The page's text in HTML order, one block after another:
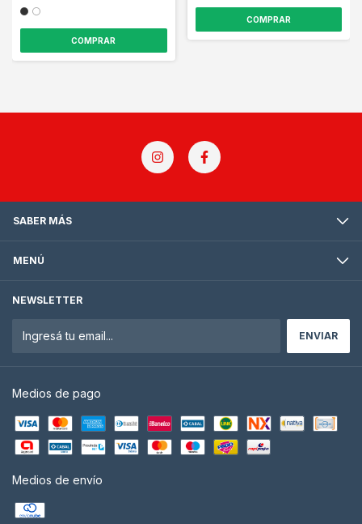
COMPRAR
COMPRAR
SABER MÁS
MENÚ
NEWSLETTER
Medios de pago
Medios de envío